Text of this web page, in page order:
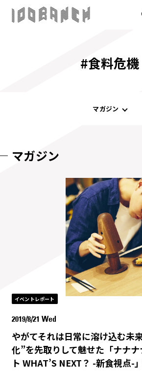
#食料危機
マガジン
マガジン
イベントレポート
2019/8/21 Wed
やがてそれは日常に溶け込む――未
化”を先取りして魅せた「ナナ
ト WHAT’S NEXT？ -新食視点-